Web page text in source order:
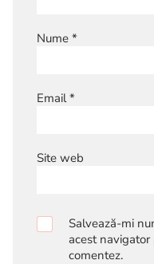
Nume *
Email*
Site web
Salvează-mi
acest
comentez.